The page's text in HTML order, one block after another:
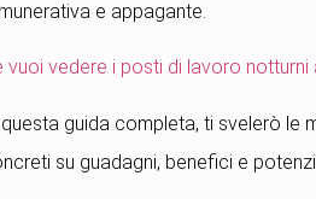
e appagante.
vuoi vedere i posti di lavoro
questa guida completa, ti svelerò le
su guadagni, benefici e